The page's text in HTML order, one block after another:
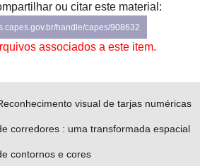
ou citar este material:
handle/capes/908632
associados a este item.
visual de tarjas numéricas
corredores : uma transformada espacial
contornos e cores